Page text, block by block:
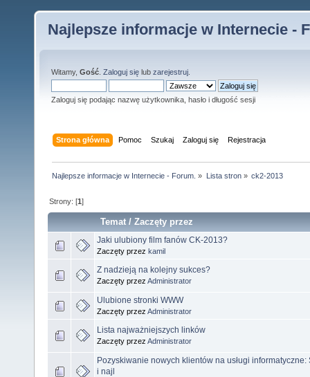
Najlepsze informacje w Internecie -
Witamy, Gość Zaloguj się lub zarejestruj
Zaloguj się podając nazwę użytkownika, hasło i długość sesji
Strona główna Pomoc Szukaj Zaloguj się Rejestracja
Najlepsze informacje w Internecie - Forum. » Lista stron» ck2-2013
Strony: [1]
Temat/Zaczęty przez
Jaki ulubiony film fanów CK-2013?
Zaczęty przez kamil
Z nadzieją na kolejny sukces?
Zaczęty przez Administrator
Ulubione stronki WWW
Zaczęty przez Administrator
Lista najważniejszych linków
Zaczęty przez Administrator
Pozyskiwanie nowych klientów na usługi informatyczne:
i najl